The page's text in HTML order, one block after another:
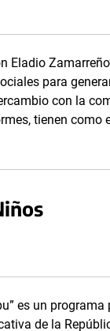
Eladio
para
con la
tienen como
es un
de la